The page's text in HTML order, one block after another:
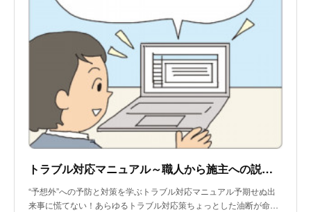
トラブル対応マニュアル～職人から施主への説明と、営業から施主への説明内容が食い違うトラブル
“予想外”への予防と対策を学ぶトラブル対応マニュアル予期せぬ出
来事に慌てない！あらゆるトラブル対応策ちょっとした油断が命…